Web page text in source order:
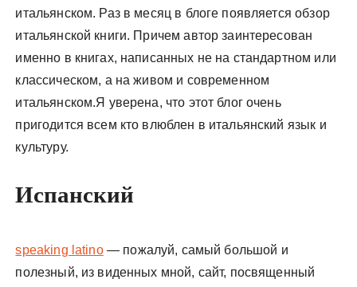
итальянском. Раз в месяц в блоге появляется обзор
итальянской книги. Причем автор заинтересован
именно в книгах, написанных не на стандартном или
классическом, а на живом и современном
итальянском.Я уверена, что этот блог очень
пригодится всем кто влюблен в итальянский язык и
культуру.
Испанский
speaking latino — пожалуй, самый большой и
полезный, из виденных мной, сайт, посвященный